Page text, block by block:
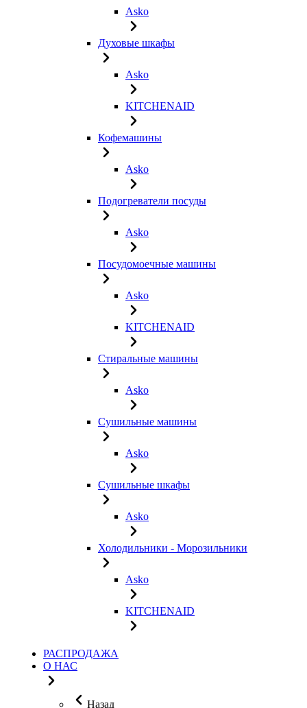
Asko
Духовые шкафы
Asko
KITCHENAID
Кофемашины
Asko
Подогреватели посуды
Asko
Посудомоечные машины
Asko
KITCHENAID
Стиральные машины
Asko
Сушильные машины
Asko
Сушильные шкафы
Asko
Холодильники - Морозильники
Asko
KITCHENAID
РАСПРОДАЖА
О НАС
Назад